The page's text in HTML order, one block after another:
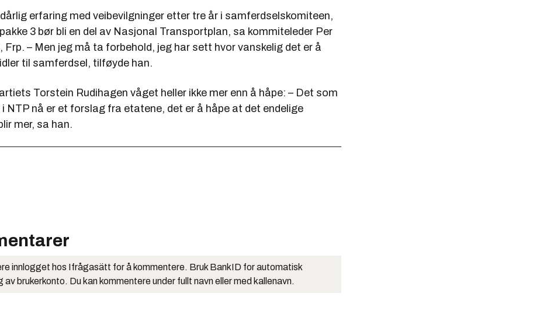
erfaring med veibevilgninger etter tre år i samferdselskomiteen,
3 bør bli en del av Nasjonal Transportplan, sa kommiteleder Per
Frp. – Men jeg må ta forbehold, jeg har sett hvor vanskelig det er å
til samferdsel, tilføyde han.
Torstein Rudihagen våget heller ikke mer enn å håpe: – Det som
NTP nå er et forslag fra etatene, det er å håpe at det endelige
mer, sa han.
innlogget hos Ifrågasätt for å kommentere. Bruk BankID for automatisk
av brukerkonto. Du kan kommentere under fullt navn eller med kallenavn.